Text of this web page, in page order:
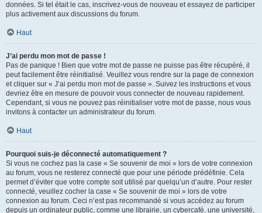
données. Si tel était le cas, inscrivez-vous de nouveau et essayez de participer
plus activement aux discussions du forum.
Haut
J’ai perdu mon mot de passe !
Pas de panique ! Bien que votre mot de passe ne puisse pas être récupéré, il
peut facilement être réinitialisé. Veuillez vous rendre sur la page de connexion
et cliquer sur « J’ai perdu mon mot de passe ». Suivez les instructions et vous
devriez être en mesure de pouvoir vous connecter de nouveau rapidement.
Cependant, si vous ne pouvez pas réinitialiser votre mot de passe, nous vous
invitons à contacter un administrateur du forum.
Haut
Pourquoi suis-je déconnecté automatiquement ?
Si vous ne cochez pas la case « Se souvenir de moi » lors de votre connexion
au forum, vous ne resterez connecté que pour une période prédéfinie. Cela
permet d’éviter que votre compte soit utilisé par quelqu’un d’autre. Pour rester
connecté, veuillez cocher la case « Se souvenir de moi » lors de votre
connexion au forum. Ceci n’est pas recommandé si vous accédez au forum
depuis un ordinateur public, comme une librairie, un cybercafé, une université,